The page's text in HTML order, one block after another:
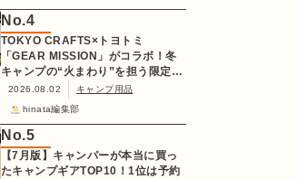
No.4
TOKYO CRAFTS×トヨトミ
「GEAR MISSION」がコラボ！冬
キャンプの“火まわり”を担う限定
K3クッキングストーブが登場
2026.08.02
キャンプ用品
hinata編集部
No.5
【7月版】キャンパーが本当に買っ
たキャンプギアTOP10！1位は予約